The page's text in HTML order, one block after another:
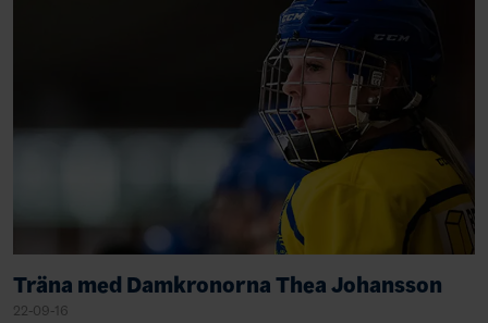
Träna med Damkronorna Thea Johansson
22-09-16